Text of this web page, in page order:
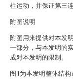
柱运动，并保证第三
附图说明
附图用来提供对本发
一部分，与本发明的
成对本发明的限制。
图1为本发明整体结构